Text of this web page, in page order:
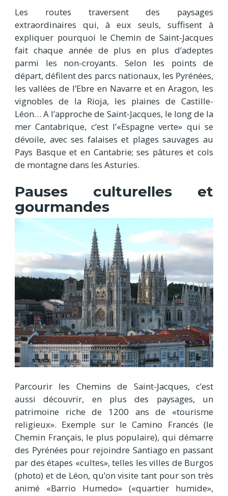
Les routes traversent des paysages
extraordinaires qui, à eux seuls, suffisent à
expliquer pourquoi le Chemin de Saint-Jacques
fait chaque année de plus en plus d’adeptes
parmi les non-croyants. Selon les points de
départ, défilent des parcs nationaux, les Pyrénées,
les vallées de l’Ebre en Navarre et en Aragon, les
vignobles de la Rioja, les plaines de Castille-
Léon… A l’approche de Saint-Jacques, le long de la
mer Cantabrique, c’est l’«Espagne verte» qui se
dévoile, avec ses falaises et plages sauvages au
Pays Basque et en Cantabrie; ses pâtures et cols
de montagne dans les Asturies.
Pauses culturelles et
gourmandes
Parcourir les Chemins de Saint-Jacques, c’est
aussi découvrir, en plus des paysages, un
patrimoine riche de 1200 ans de «tourisme
religieux». Exemple sur le Camino Francés (le
Chemin Français, le plus populaire), qui démarre
des Pyrénées pour rejoindre Santiago en passant
par des étapes «cultes», telles les villes de Burgos
(photo) et de Léon, qu’on visite tant pour son très
animé «Barrio Humedo» («quartier humide»,